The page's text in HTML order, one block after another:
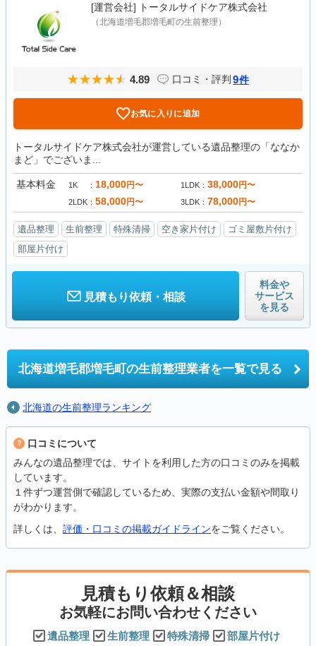
[運営会社] トータルサイドケア株式会社
（北海道増毛郡増毛町の生前整理）
4.89 口コミ・評判 9件
お気に入りに追加
トータルサイドケア株式会社が運営している遺品整理の「ななか
まど」でございま...
基本料金 1K 18,000円〜 1LDK 38,000円〜
2LDK 58,000円〜 3LDK 78,000円〜
遺品整理 生前整理 特殊清掃 空き家片付け
ゴミ屋敷片付け
部屋片付け
見積もり依頼・相談
料金や
サービス
を見る
北海道増毛郡増毛町の生前整理業者を一覧で見る
北海道の生前整理ランキング
口コミについて
みんなの遺品整理では、サイトを利用した方の口コミのみを掲載
しています。
１件ずつ運営側で確認しているため、実際の支払い金額や間取り
がわかります。
詳しくは、 評価・口コミの掲載ガイドラインをご覧ください。
見積もり依頼＆相談
お気軽にお問い合わせください
遺品整理 生前整理 特殊清掃
部屋片付け